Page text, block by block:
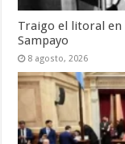
Traigo el litoral en
Sampayo
8 agosto, 2026